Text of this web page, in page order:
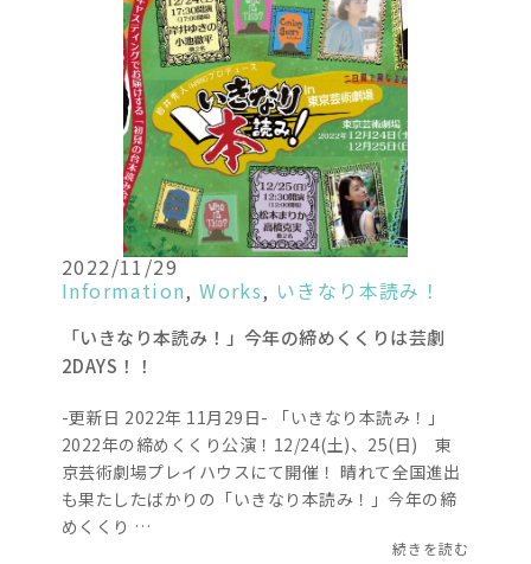
2022/11/29
Information,Works, いきなり本読み！
「いきなり本読み！」今年の締めくくりは芸劇
2DAYS！！
-更新日 2022年 11月29日- 「いきなり本読み！」
2022年の締めくくり公演！12/24(土)、25(日) 東
京芸術劇場プレイハウスにて開催！ 晴れて全国進出
も果たしたばかりの「いきなり本読み！」今年の締
めくくり …
続きを読む